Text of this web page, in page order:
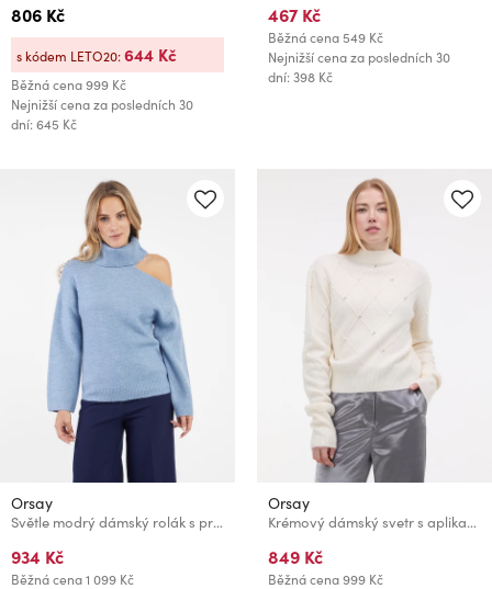
806 Kč
Běžná cena999 Kč
Nejnižší cena za posledních 30
dní: 645 Kč
s kódem LETO20:644 Kč
467 Kč
Běžná cena549 Kč
Nejnižší cena za posledních 30
dní: 398 Kč
Orsay
Světle modrý dámský rolák s průstřihem ORSAY
934 Kč
Běžná cena1 099 Kč
Orsay
Krémový dámský svetr s aplikací ORSAY
849 Kč
Běžná cena999 Kč